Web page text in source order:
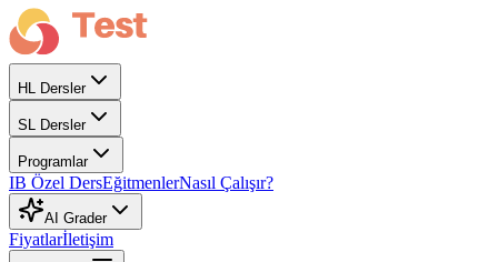
HL Dersler
SL Dersler
Programlar
IB Özel DersEğitmenlerNasıl Çalışır?
AI Grader
Fiyatlarİletişim